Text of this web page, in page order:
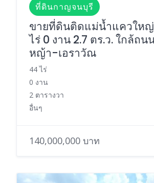
ที่ดินกาญจนบุรี
ขายที่ดินติดแม่น้ำแควให
ไร่ 0 งาน 2.7 ตร.ว. ใกล้ถน
หญ้า-เอราวัณ
44 ไร่
0 งาน
2 ตารางวา
อื่นๆ
140,000,000 บาท